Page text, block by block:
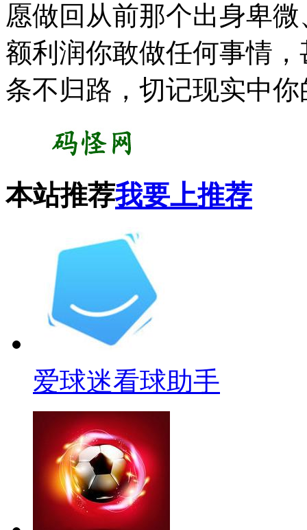
愿做回从前那个出身卑
额利润你敢做任何事情
条不归路，切记现实中
本站推荐我要上推荐
爱球迷看球助手